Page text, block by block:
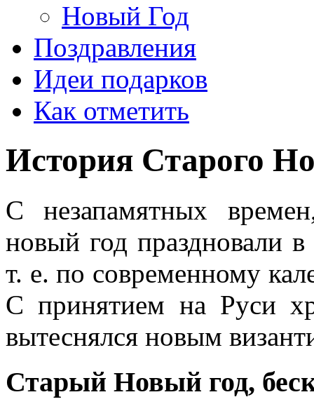
Новый Год
Поздравления
Идеи подарков
Как отметить
История Старого
С незапамятных
новый год праздновали в
т. е. по современному
С принятием на Руси
вытеснялся новым
Старый Новый год,